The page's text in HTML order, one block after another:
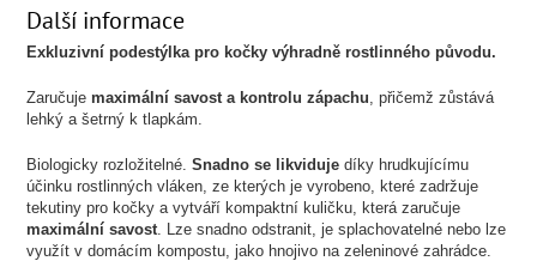
Další informace
Exkluzivní podestýlka pro kočkyvýhradně rostlinného původu.
Zaručujemaximální savost a kontrolu zápachu, přičemž zůstává
lehký a šetrný k tlapkám.
Biologicky rozložitelné.Snadno se likviduje díky hrudkujícímu
účinku rostlinných vláken, ze kterých je vyrobeno, které zadržuje
tekutiny pro kočky a vytváří kompaktní kuličku, která zaručuje
maximální savost. Lze snadno odstranit, je splachovatelné nebo lze
využít v domácím kompostu, jako hnojivo na zeleninové zahrádce.